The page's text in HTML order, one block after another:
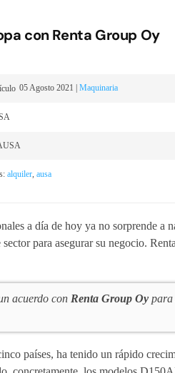
con Renta Group Oy
05 Agosto 2021 | Maquinaria
alquiler ausa
a día de hoy ya no sorprende a
para asegurar su negocio.
acuerdo con Renta Group Oy para
países, ha tenido un rápido